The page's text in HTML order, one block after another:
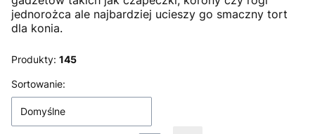
jednorożca ale najbardziej ucieszy go smaczny tort
dla konia.
Produkty: 145
Lista produktów
Sortowanie:
Domyślne